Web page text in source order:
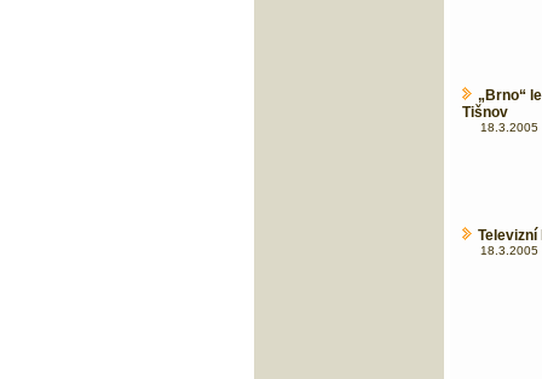
„Brno“
Tišnov
18.3.2005
Televizní
18.3.2005